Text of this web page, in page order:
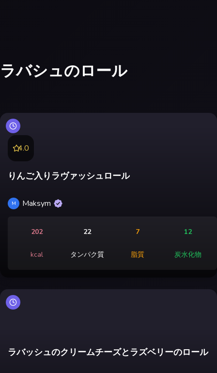
ラバシュのロール
4.0
りんご入りラヴァッシュロール
M Maksym
202
kcal
22
タンパク質
7
脂質
12
炭水化物
ラバッシュのクリームチーズとラズベリーのロール